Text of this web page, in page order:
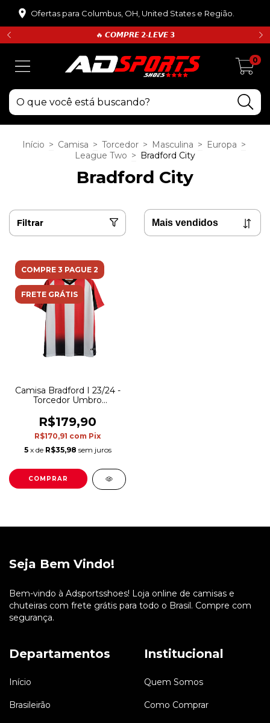
Ofertas para Columbus, OH, United States e Região.
🔥 𝘾𝙊𝙈𝙋𝙍𝙀 𝟮•𝙇𝙀𝙑𝙀 𝟯
0
Início > Camisa > Torcedor > Masculina > Europa >
League Two > Bradford City
Bradford City
Filtrar
COMPRE 3 PAGUE 2
FRETE GRÁTIS
Camisa Bradford I 23/24 -
Torcedor Umbro
detalhes em vermelho e
preto
R$179,90
R$170,91 com Pix
5 x de R$35,98 sem juros
COMPRAR
Seja Bem Vindo!
Bem-vindo à Adsportsshoes! Loja online de camisas e
chuteiras com frete grátis para todo o Brasil. Compre com
segurança.
Departamentos
Início
Brasileirão
Institucional
Quem Somos
Como Comprar